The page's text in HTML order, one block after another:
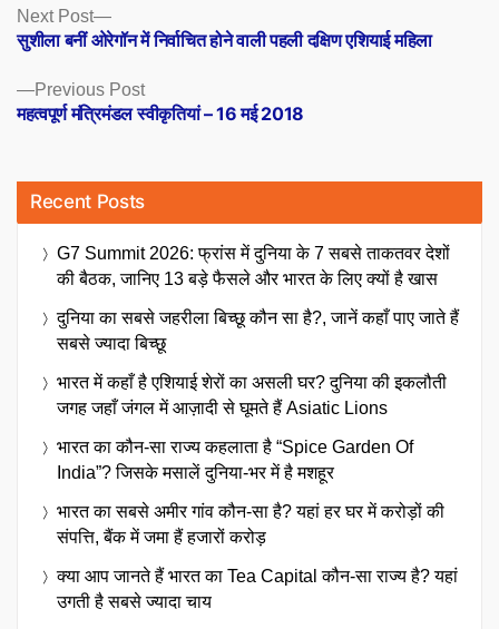
Posts
navigation
Previous PostPrevious
post:
महत्वपूर्ण मंत्रिमंडल स्वीकृतियां – 16 मई 2018
Next Post
Next
post:
सुशीला बनीं ओरेगॉन में निर्वाचित होने वाली पहली दक्षिण एशियाई महिला
Recent Posts
G7 Summit 2026: फ्रांस में दुनिया के 7 सबसे ताकतवर देशों
की बैठक, जानिए 13 बड़े फैसले और भारत के लिए क्यों है खास
दुनिया का सबसे जहरीला बिच्छू कौन सा है?, जानें कहाँ पाए जाते हैं
सबसे ज्यादा बिच्छू
भारत में कहाँ है एशियाई शेरों का असली घर? दुनिया की इकलौती
जगह जहाँ जंगल में आज़ादी से घूमते हैं Asiatic Lions
भारत का कौन-सा राज्य कहलाता है “Spice Garden Of
India”? जिसके मसालें दुनिया-भर में है मशहूर
भारत का सबसे अमीर गांव कौन-सा है? यहां हर घर में करोड़ों की
संपत्ति, बैंक में जमा हैं हजारों करोड़
क्या आप जानते हैं भारत का Tea Capital कौन-सा राज्य है? यहां
उगती है सबसे ज्यादा चाय